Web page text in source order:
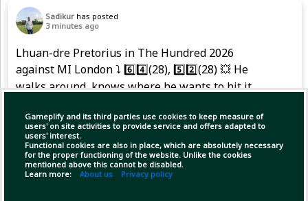
Gameplify and its third parties use cookies to keep measure of
users' on site activities to provide service and offers adapted to
users' interest.
Functional cookies are also in place, which are absolutely necessary
for the proper functioning of the website. Unlike the cookies
mentioned above this cannot be disabled.
Learn more: About us Privacy policy
Sadikur has posted
3 minutes ago
Lhuan-dre Pretorius in The Hundred 2026
against MI London ⤵️ 6️⃣4️⃣(28), 5️⃣2️⃣(28) 💥 He
walks around, knows where he wants to hit it,
class 👌 #TheHundred #SACricket
#EnglandCricket